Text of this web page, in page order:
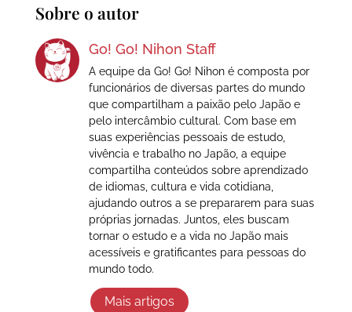
Sobre o autor
Go! Go! Nihon Staff
A equipe da Go! Go! Nihon é composta por
funcionários de diversas partes do mundo
que compartilham a paixão pelo Japão e
pelo intercâmbio cultural. Com base em
suas experiências pessoais de estudo,
vivência e trabalho no Japão, a equipe
compartilha conteúdos sobre aprendizado
de idiomas, cultura e vida cotidiana,
ajudando outros a se prepararem para suas
próprias jornadas. Juntos, eles buscam
tornar o estudo e a vida no Japão mais
acessíveis e gratificantes para pessoas do
mundo todo.
Mais artigos